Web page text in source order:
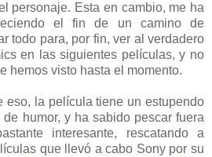
personaje. Esta en cambio, me ha
el fin de un camino de
todo para, por fin, ver al verdadero
en las siguientes películas, y no
hemos visto hasta el momento.
eso, la película tiene un estupendo
humor, y ha sabido pescar fuera
interesante, rescatando a
que llevó a cabo Sony por su